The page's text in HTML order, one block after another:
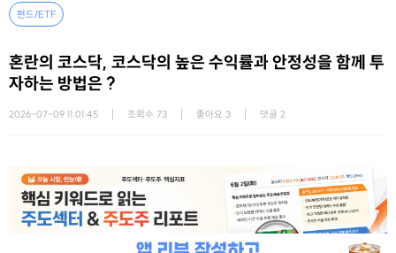
펀드/ETF
혼란의 코스닥, 코스닥의 높은 수익률과 안정성을 함께 투
자하는 방법은 ?
2026-07-09 11:01:45 조회수 73 좋아요 3 댓글 2